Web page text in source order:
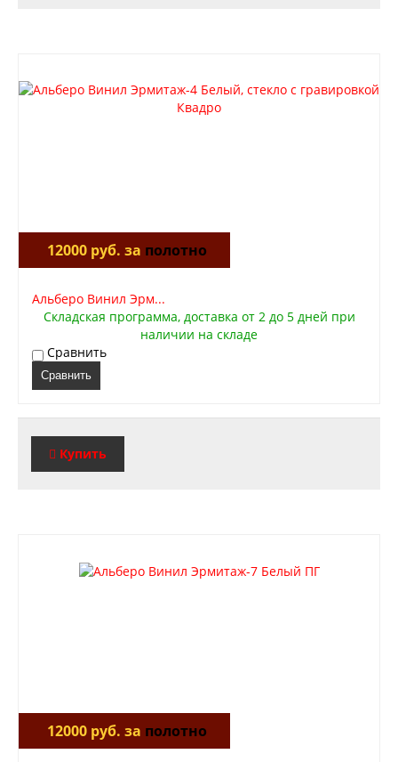
12000 руб. за полотно
Альберо Винил Эрм...
Складская программа, доставка от 2 до 5 дней при
наличии на складе
Сравнить
Сравнить
Купить
12000 руб. за полотно